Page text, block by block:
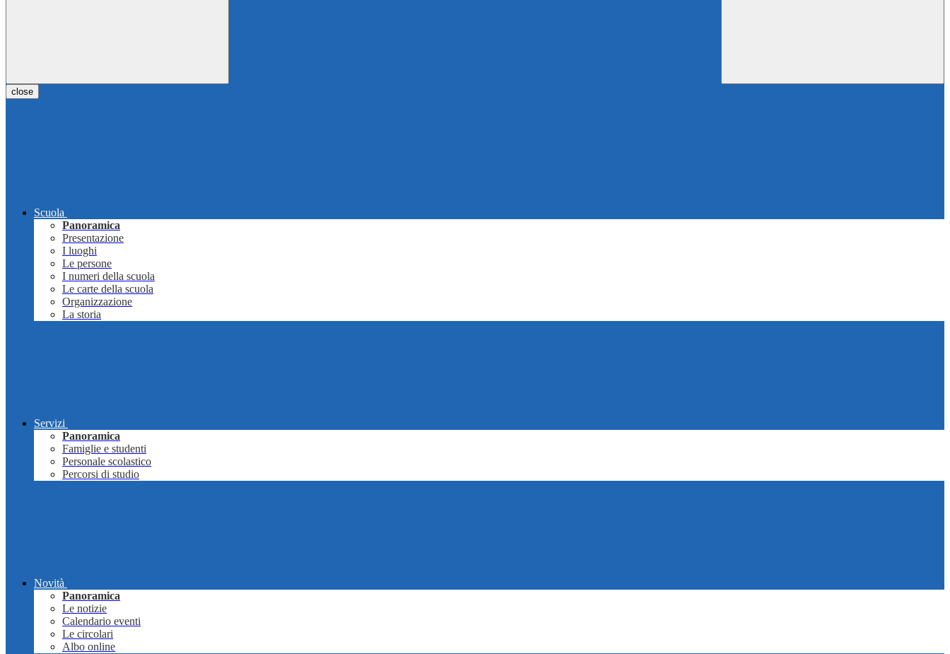
close
Scuola
Panoramica
Presentazione
I luoghi
Le persone
I numeri della scuola
Le carte della scuola
Organizzazione
La storia
Servizi
Panoramica
Famiglie e studenti
Personale scolastico
Percorsi di studio
Novità
Panoramica
Le notizie
Calendario eventi
Le circolari
Albo online